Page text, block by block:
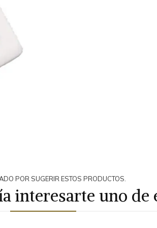
POR SUGERIR ESTOS PRODUCTOS.
interesarte uno de